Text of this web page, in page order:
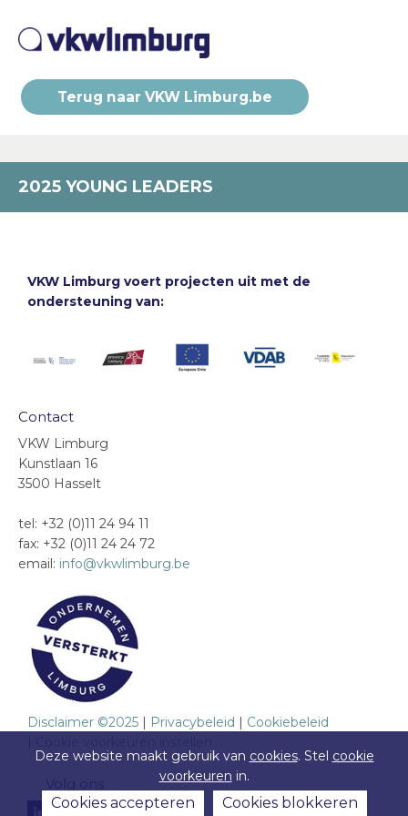
Terug naar VKW Limburg.be
2025 YOUNG LEADERS
Deze website maakt gebruik van cookies. Stel cookie
voorkeuren in.
Cookies accepteren Cookies blokkeren
VKW Limburg voert projecten uit met de
ondersteuning van:
Contact
VKW Limburg
Kunstlaan 16
3500 Hasselt
tel: +32 (0)11 24 94 11
fax: +32 (0)11 24 24 72
email: info@vkwlimburg.be
Disclaimer ©2025 Privacybeleid
Cookiebeleid